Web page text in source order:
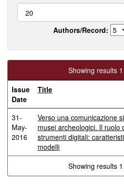
Authors/Record:
Showing results
Issue
Date
Title
31-
May-
2016
Verso una comunicazione
musei archeologici. Il ruolo
strumenti digitali:
modelli
Showing results